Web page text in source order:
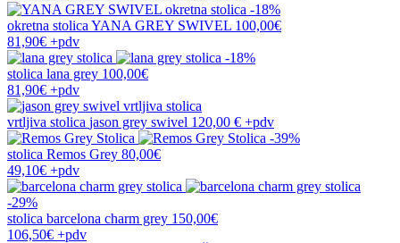
-18%
okretna stolica YANA GREY SWIVEL 100,00€
81,90€ +pdv
-18%
stolica lana grey 100,00€
81,90€ +pdv
vrtljiva stolica jason grey swivel 120,00 € +pdv
-39%
stolica Remos Grey 80,00€
49,10€ +pdv
-29%
stolica barcelona charm grey 150,00€
106,50€ +pdv